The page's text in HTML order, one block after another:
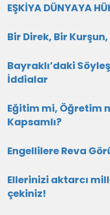
EŞKİYA DÜNYAYA
Bir Direk, Bir
Bayraklı’daki
İddialar
Eğitim mi, Öğretim
Kapsamlı?
Engellilere Reva
Ellerinizi aktarcı
çekiniz!